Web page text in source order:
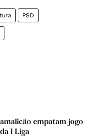
PSD
empatam jogo
I Liga